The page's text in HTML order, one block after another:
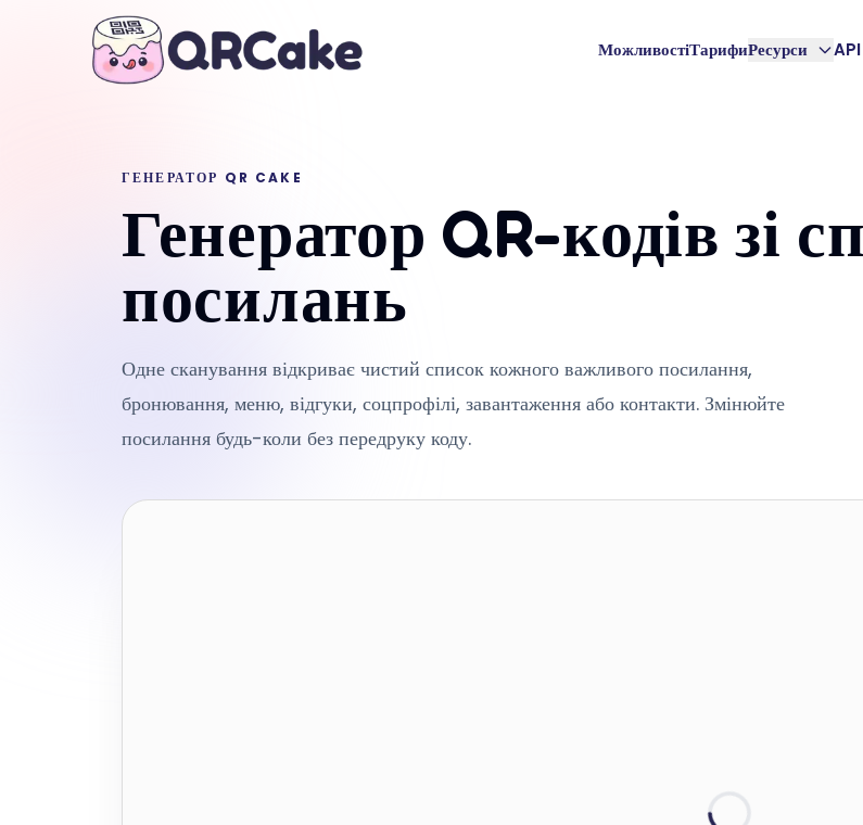
МожливостіТарифиРесурси API
ГЕНЕРАТОР QR CAKE
Генератор QR-кодів зі
посилань
Одне сканування відкриває чистий список кожного важливого посилання,
бронювання, меню, відгуки, соцпрофілі, завантаження або контакти. Змінюйте
посилання будь-коли без передруку коду.